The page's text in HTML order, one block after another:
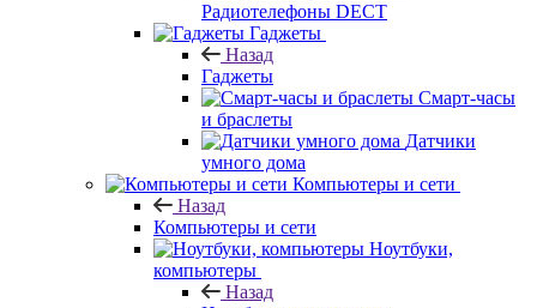
Радиотелефоны DECT
Гаджеты
Назад
Гаджеты
Смарт-часы
и браслеты
Датчики
умного дома
Компьютеры и сети
Назад
Компьютеры и сети
Ноутбуки,
компьютеры
Назад